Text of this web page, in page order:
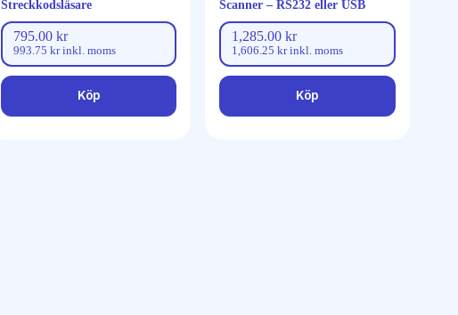
Streckkodsläsare
795.00 kr
993.75 krinkl. moms
Köp
Scanner – RS232 eller USB
1,285.00kr
1,606.25krinkl. moms
Köp